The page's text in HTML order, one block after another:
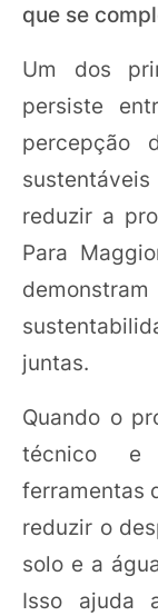
que se
Um dos
persiste
percepção
reduzir a
Para
juntas.
Quando o
técnico e
ferramentas
reduzir o
solo e a
Isso ajuda